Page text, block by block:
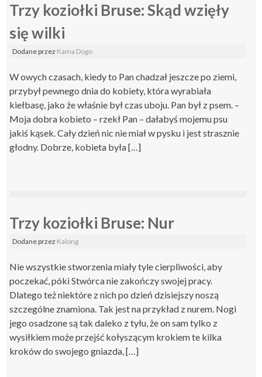
Trzy koziołki Bruse: Skąd wzięły
się wilki
Dodaneprzez Kama Dogo
W owych czasach, kiedy to Pan chadzał jeszcze po ziemi,
przybył pewnego dnia do kobiety, która wyrabiała
kiełbasę, jako że właśnie był czas uboju. Pan był z psem. –
Moja dobra kobieto – rzekł Pan – dałabyś mojemu psu
jakiś kąsek. Cały dzień nic nie miał w pysku i jest strasznie
głodny. Dobrze, kobieta była […]
Trzy koziołki Bruse: Nur
Dodaneprzez Kalong
Nie wszystkie stworzenia miały tyle cierpliwości, aby
poczekać, póki Stwórca nie zakończy swojej pracy.
Dlatego też niektóre z nich po dzień dzisiejszy noszą
szczególne znamiona. Tak jest na przykład z nurem. Nogi
jego osadzone są tak daleko z tyłu, że on sam tylko z
wysiłkiem może przejść kołyszącym krokiem te kilka
kroków do swojego gniazda, […]